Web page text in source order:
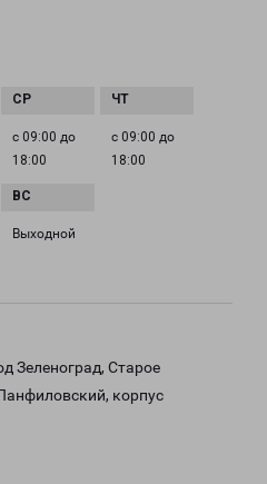
с 09:00 до
18:00
с 09:00 до
18:00
Выходной
Зеленоград, Старое
корпус